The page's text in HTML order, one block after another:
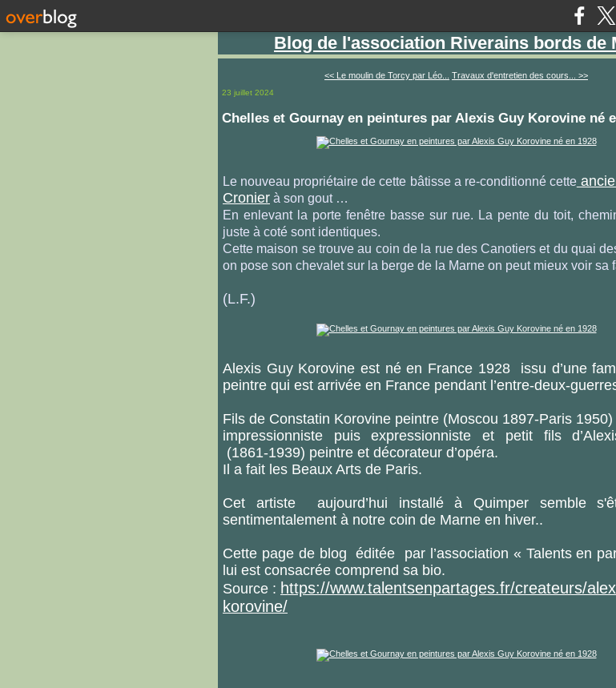
Blog de l'association Riverains bords de
<< Le moulin de Torcy par Léo... Travaux d'entretien des cours... >>
23 juillet 2024
Chelles et Gournay en peintures par Alexis Guy Korovine né
Le nouveau propriétaire de cette bâtisse a re-conditionné cette
Cronier à son gout …
En enlevant la porte fenêtre basse sur rue. La pente du toit,
juste à coté sont identiques.
Cette maison se trouve au coin de la rue des Canotiers et du quai
on pose son chevalet sur la berge de la Marne on peut mieux voir sa
(L.F.)
Alexis Guy Korovine est né en France 1928 issu d’une
peintre qui est arrivée en France pendant l’entre-deux-
Fils de Constatin Korovine peintre (Moscou 1897-Paris
impressionniste puis expressionniste et petit fils
(1861-1939) peintre et décorateur d’opéra.
Il a fait les Beaux Arts de Paris.
Cet artiste aujourd’hui installé à Quimper semble
sentimentalement à notre coin de Marne en hiver..
Cette page de blog éditée par l’association « Talents en
lui est consacrée comprend sa bio.
Source : https://www.talentsenpartages.fr/createurs/
korovine/